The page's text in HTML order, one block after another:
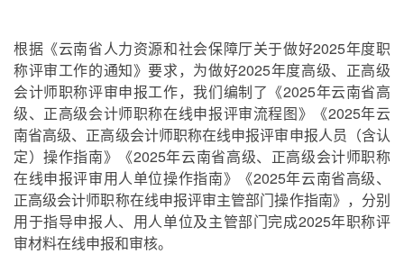
根据《云南省人力资源和社会保障厅关于做好2025年度职
称评审工作的通知》要求，为做好2025年度高级、正高级
会计师职称评审申报工作，我们编制了《2025年云南省高
级、正高级会计师职称在线申报评审流程图》《2025年云
南省高级、正高级会计师职称在线申报评审申报人员（含认
定）操作指南》《2025年云南省高级、正高级会计师职称
在线申报评审用人单位操作指南》《2025年云南省高级、
正高级会计师职称在线申报评审主管部门操作指南》，分别
用于指导申报人、用人单位及主管部门完成2025年职称评
审材料在线申报和审核。